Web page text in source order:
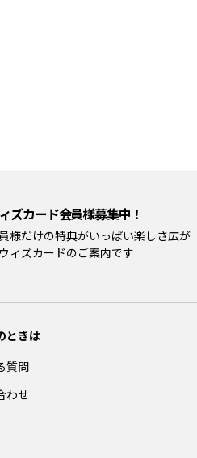
ズカード会員様募集中！
様だけの特典がいっぱい楽しさ広が
ィズカードのご案内です
ときは
質問
わせ